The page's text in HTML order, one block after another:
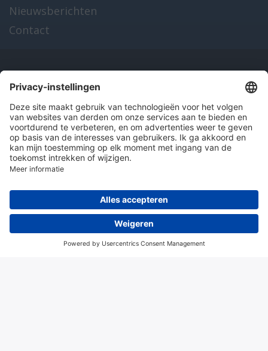
Nieuwsberichten
Contact
Onze producten
en diensten
Over Hitma
Algemene voorwaarden Disclaimer
Colofon
© 2026 Hitma B.V.